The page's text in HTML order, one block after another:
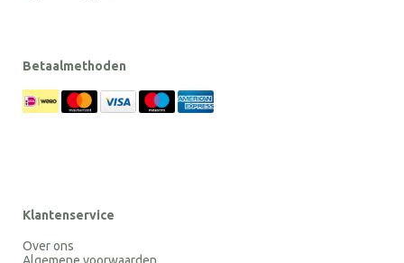
Betaalmethoden
Klantenservice
Over ons